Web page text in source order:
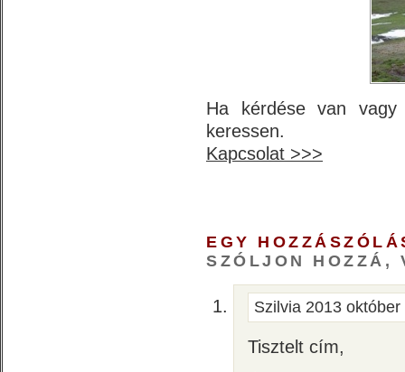
Ha kérdése van vagy
keressen.
Kapcsolat >>>
EGY
SZÓLJON HOZZÁ,
Szilvia 2013
Tisztelt cím,